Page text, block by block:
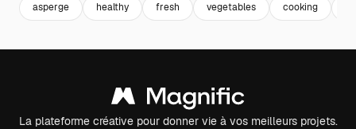
asperge healthy fresh vegetables cooking
La plateforme créative pour donner vie à vos meilleurs projets.